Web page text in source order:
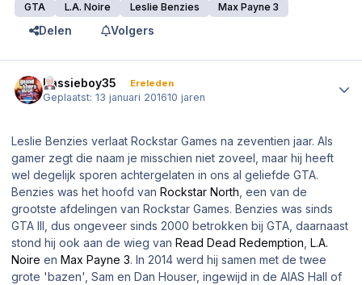
GTA L.A. Noire Leslie Benzies Max Payne 3
Delen Volgers
Bassieboy35 Ereleden
Geplaatst:13 januari 201610 jaren
Leslie Benzies verlaat Rockstar Games na zeventien jaar. Als
gamer zegt die naam je misschien niet zoveel, maar hij heeft
wel degelijk sporen achtergelaten in ons al geliefde GTA.
Benzies was het hoofd van Rockstar North , een van de
grootste afdelingen van Rockstar Games. Benzies was sinds
GTA III, dus ongeveer sinds 2000 betrokken bij GTA, daarnaast
stond hij ook aan de wieg van Read Dead Redemption L.A.
Noire en Max Payne 3. In 2014 werd hij samen met de twee
grote 'bazen', Sam en Dan Houser, ingewijd in de AIAS Hall of